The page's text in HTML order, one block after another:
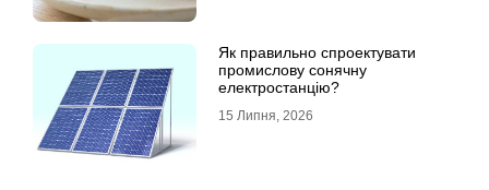
Як правильно спроектувати
промислову сонячну
електростанцію?
15 Липня, 2026